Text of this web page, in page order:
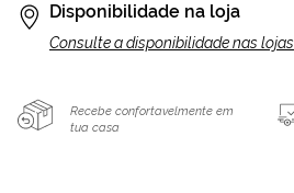
Disponibilidade na loja
Consulte a disponibilidade nas lojas
Recebe confortavelmente em
tua casa